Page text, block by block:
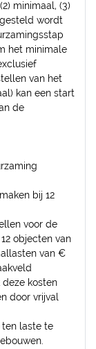
minimaal, (3)
wordt
het minimale
van het
kan een start
de
bij 12
voor de
objecten van
van €
kosten
door vrijval
ten laste te